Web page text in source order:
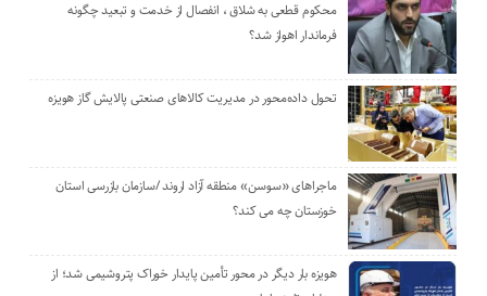
محکوم قطعی به شلاق ، انفصال از خدمت و تبعید چگونه
فرماندار اهواز شد؟
تحول داده‌محور در مدیریت کالاهای صنعتی پالایش گاز هویزه
ماجراهای «سوسن» منطقه آزاد اروند /سازمان بازرسی استان
خوزستان چه می کند؟
هویزه بار دیگر در محور تأمین پایدار خوراک پتروشیمی شد؛ از